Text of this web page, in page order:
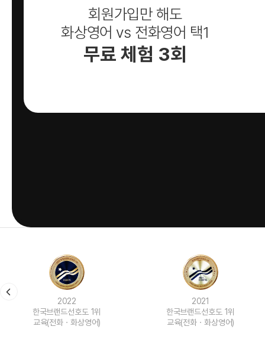
회원가입만 해도
화상영어 vs 전화영어 택1
무료 체험 3회
2022
한국브랜드선호도 1위
교육(전화ㆍ화상영어)
2021
한국브랜드선호도 1위
교육(전화ㆍ화상영어)